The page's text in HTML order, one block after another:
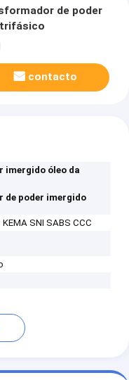
de poder
trifásico
contacto
imergido óleo da
de poder imergido
KEMA SNI SABS CCC